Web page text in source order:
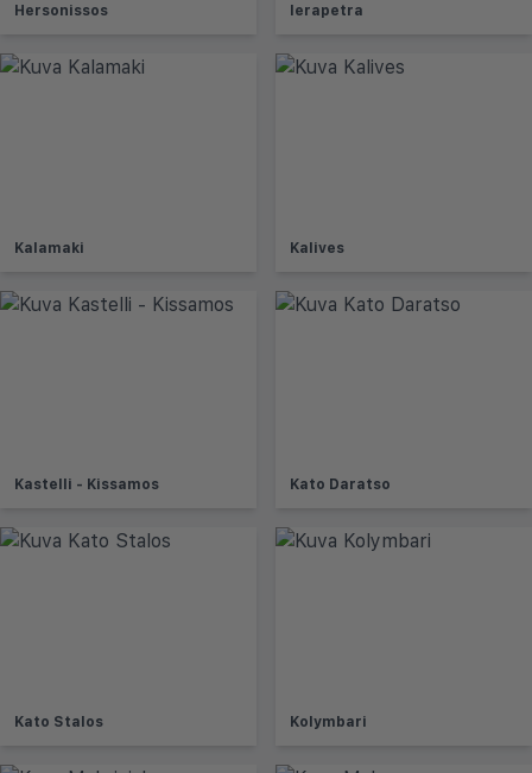
Hersonissos Ierapetra
Kalamaki Kalives
Kastelli - Kissamos Kato Daratso
Kato Stalos Kolymbari